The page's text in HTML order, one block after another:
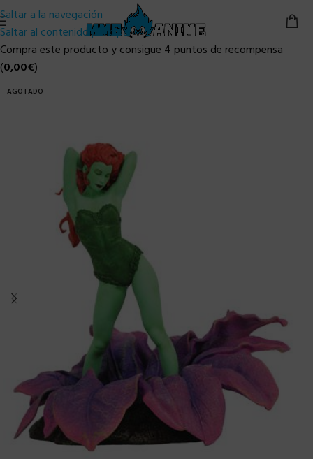
Saltar a la navegación
Saltar al contenido principal
Compra este producto y consigue 4 puntos de recompensa
(0,00€)
AGOTADO